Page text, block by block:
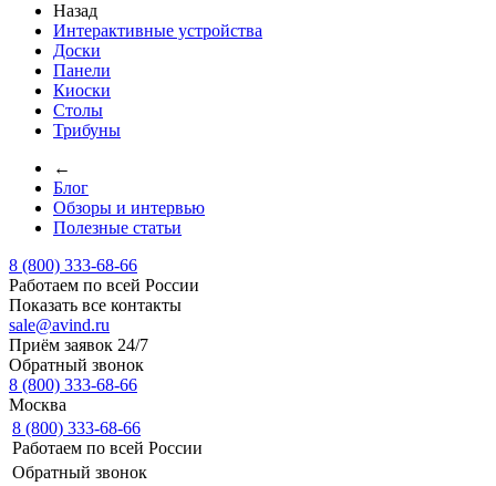
Назад
Интерактивные устройства
Доски
Панели
Киоски
Столы
Трибуны
←
Блог
Обзоры и интервью
Полезные статьи
8 (800) 333-68-66
Работаем по всей России
Показать все контакты
sale@avind.ru
Приём заявок 24/7
Обратный звонок
8 (800) 333-68-66
Москва
8 (800) 333-68-66
Работаем по всей России
Обратный звонок